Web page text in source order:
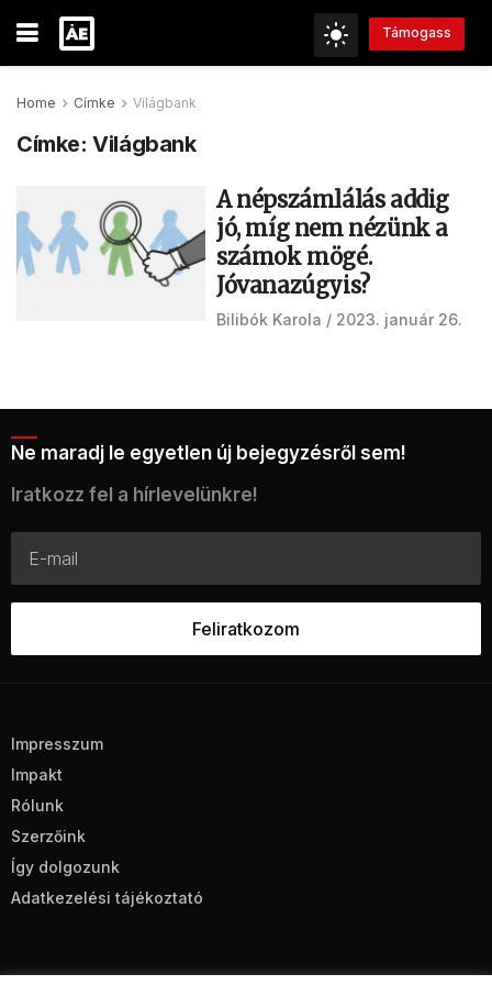
Támogass
Home Címke Világbank
Címke:Világbank
A népszámlálás addig
jó, míg nem nézünk a
számok mögé.
Jóvanazúgyis?
Bilibók Karola 2023. január 26.
Ne maradj le egyetlen új bejegyzésről sem!
Iratkozz fel a hírlevelünkre!
Impresszum
Impakt
Rólunk
Szerzőink
Így dolgozunk
Adatkezelési tájékoztató